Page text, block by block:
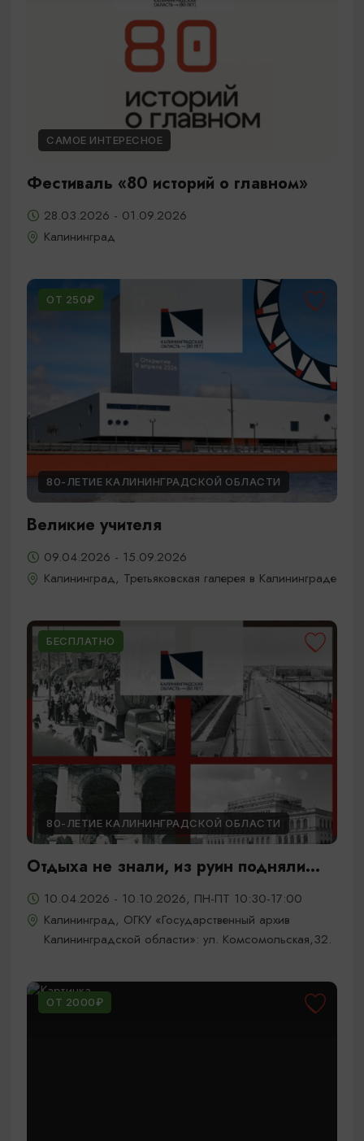
САМОЕ ИНТЕРЕСНОЕ
Фестиваль «80 историй о главном»
28.03.2026 - 01.09.2026
Калининград
ОТ 250₽
80-ЛЕТИЕ КАЛИНИНГРАДСКОЙ ОБЛАСТИ
Великие учителя
09.04.2026 - 15.09.2026
Калининград, Третьяковская галерея в Калининграде
БЕСПЛАТНО
80-ЛЕТИЕ КАЛИНИНГРАДСКОЙ ОБЛАСТИ
Отдыха не знали, из руин подняли...
10.04.2026 - 10.10.2026, ПН-ПТ 10:30-17:00
Калининград, ОГКУ «Государственный архив
Калининградской области»: ул. Комсомольская,32.
ОТ 2000₽